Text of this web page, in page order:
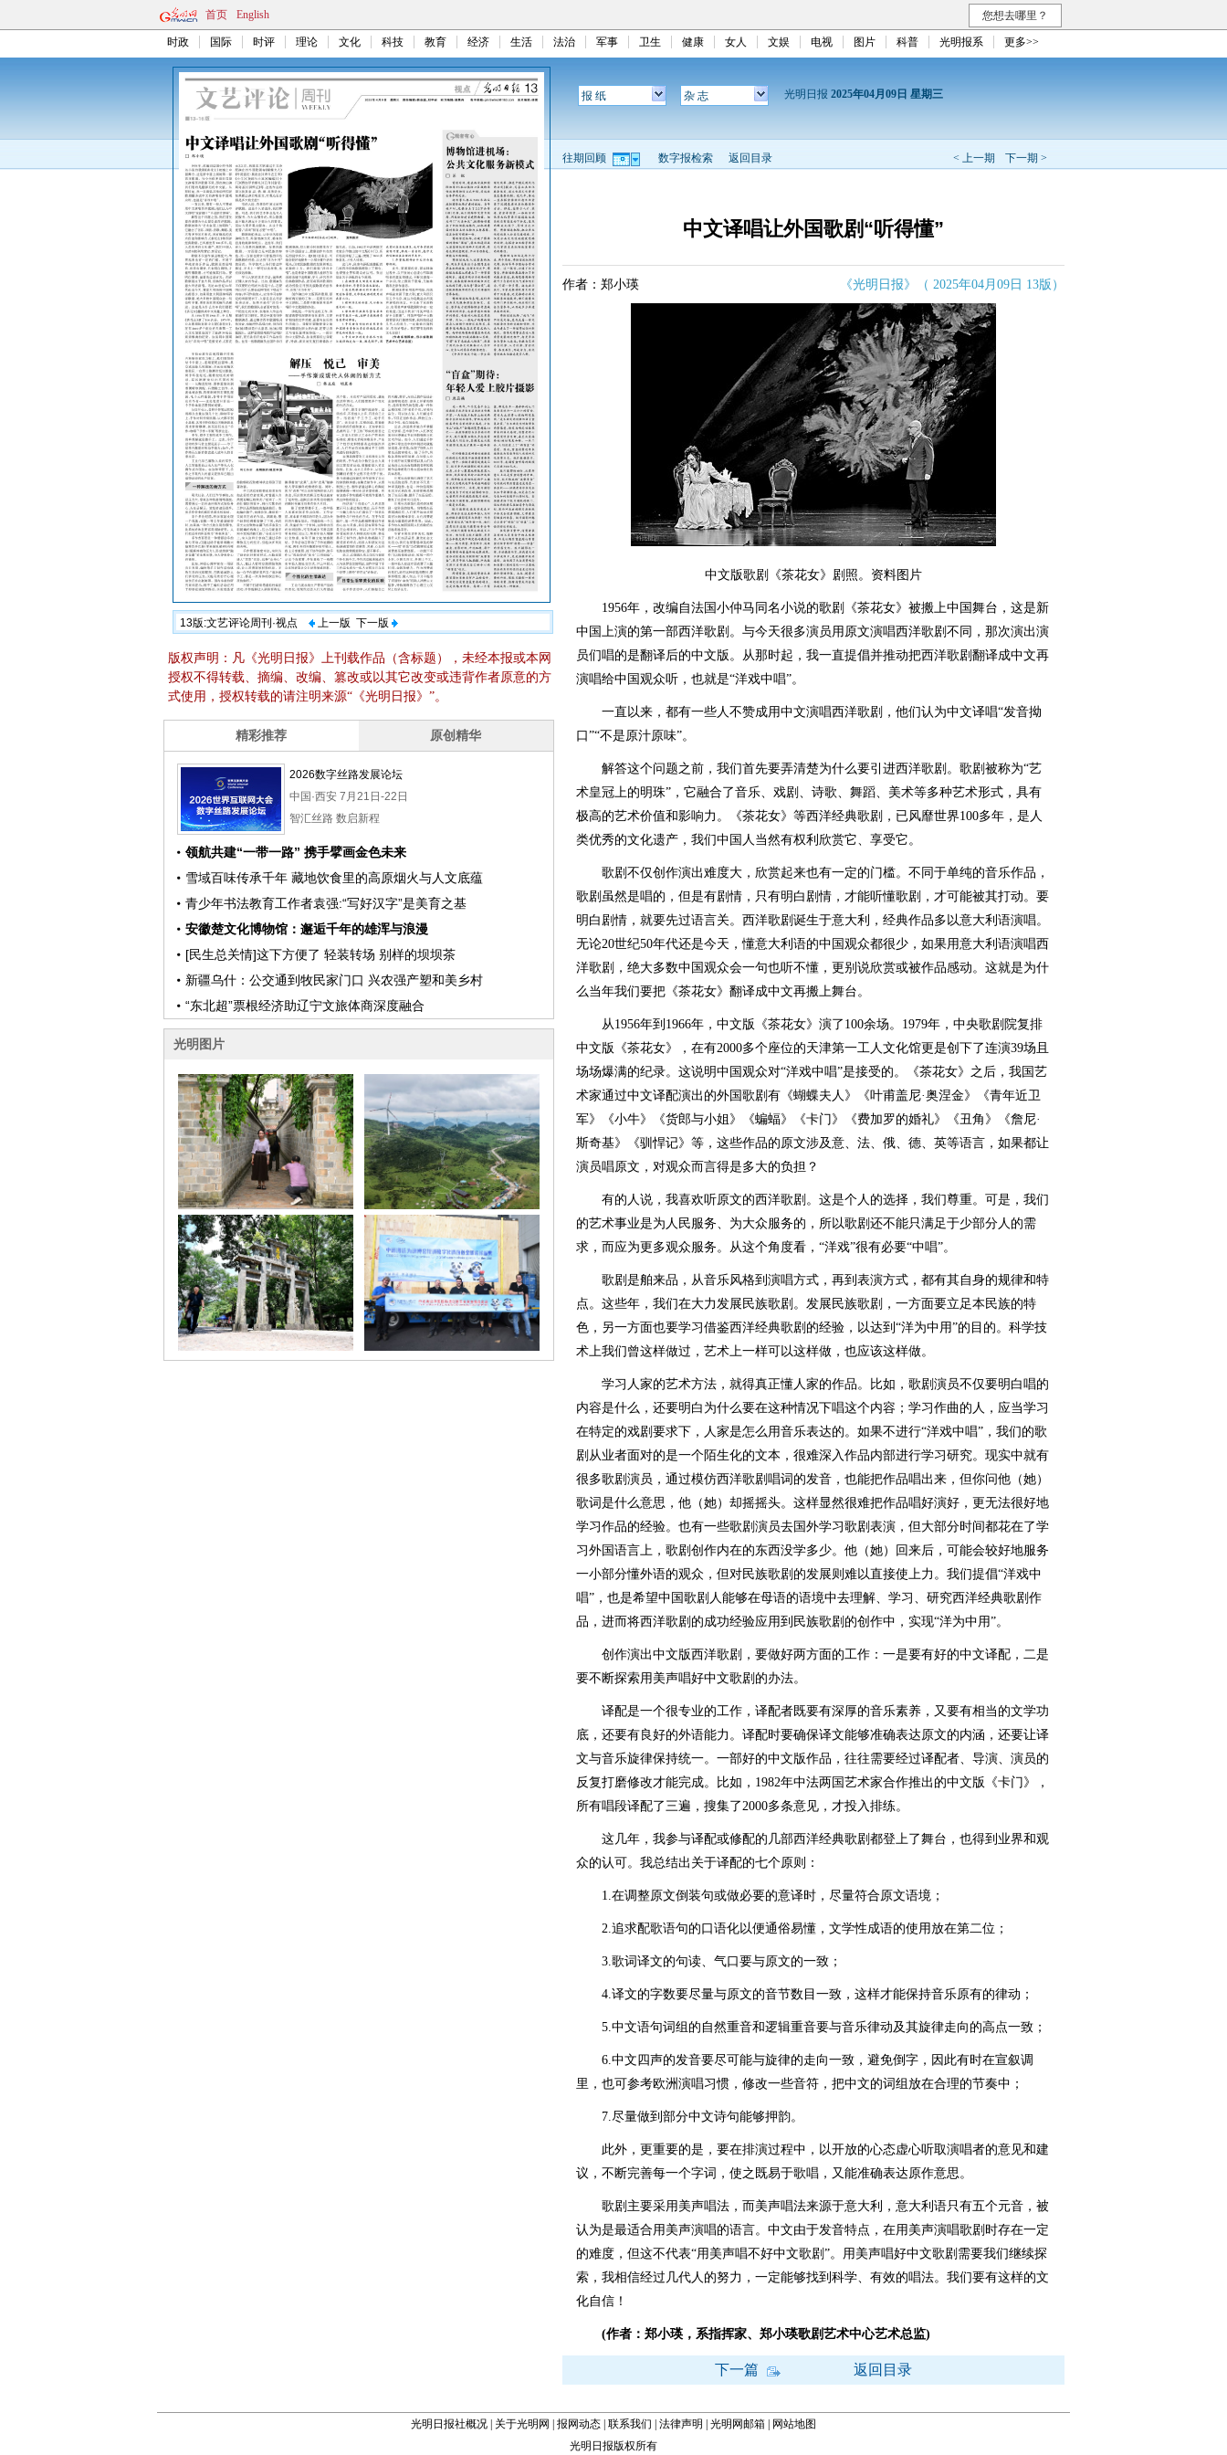
首页 English 您想去哪里？
时政 国际 时评 理论 文化 科技 教育 经济 生活 法治 军事 卫生 健康 女人 文娱 电视 图片 科普 光明报系 更多>>
13版:文艺评论周刊·视点 上一版 下一版
版权声明：凡《光明日报》上刊载作品（含标题），未经本报或本网
授权不得转载、摘编、改编、篡改或以其它改变或违背作者原意的方
式使用，授权转载的请注明来源“《光明日报》”。
报 纸 杂 志 光明日报 2025年04月09日 星期三
< 上一期 下一期 >
往期回顾 数字报检索 返回目录
中文译唱让外国歌剧“听得懂”
作者：郑小瑛 《光明日报》（ 2025年04月09日 13版）
中文版歌剧《茶花女》剧照。资料图片
1956年，改编自法国小仲马同名小说的歌剧《茶花女》被搬上中国舞台，这是新
中国上演的第一部西洋歌剧。与今天很多演员用原文演唱西洋歌剧不同，那次演出演
员们唱的是翻译后的中文版。从那时起，我一直提倡并推动把西洋歌剧翻译成中文再
演唱给中国观众听，也就是“洋戏中唱”。
一直以来，都有一些人不赞成用中文演唱西洋歌剧，他们认为中文译唱“发音拗
口”“不是原汁原味”。
解答这个问题之前，我们首先要弄清楚为什么要引进西洋歌剧。歌剧被称为“艺
术皇冠上的明珠”，它融合了音乐、戏剧、诗歌、舞蹈、美术等多种艺术形式，具有
极高的艺术价值和影响力。《茶花女》等西洋经典歌剧，已风靡世界100多年，是人
类优秀的文化遗产，我们中国人当然有权利欣赏它、享受它。
歌剧不仅创作演出难度大，欣赏起来也有一定的门槛。不同于单纯的音乐作品，
歌剧虽然是唱的，但是有剧情，只有明白剧情，才能听懂歌剧，才可能被其打动。要
明白剧情，就要先过语言关。西洋歌剧诞生于意大利，经典作品多以意大利语演唱。
无论20世纪50年代还是今天，懂意大利语的中国观众都很少，如果用意大利语演唱西
洋歌剧，绝大多数中国观众会一句也听不懂，更别说欣赏或被作品感动。这就是为什
么当年我们要把《茶花女》翻译成中文再搬上舞台。
从1956年到1966年，中文版《茶花女》演了100余场。1979年，中央歌剧院复排
中文版《茶花女》，在有2000多个座位的天津第一工人文化馆更是创下了连演39场且
场场爆满的纪录。这说明中国观众对“洋戏中唱”是接受的。《茶花女》之后，我国艺
术家通过中文译配演出的外国歌剧有《蝴蝶夫人》《叶甫盖尼·奥涅金》《青年近卫
军》《小牛》《货郎与小姐》《蝙蝠》《卡门》《费加罗的婚礼》《丑角》《詹尼·
斯奇基》《驯悍记》等，这些作品的原文涉及意、法、俄、德、英等语言，如果都让
演员唱原文，对观众而言得是多大的负担？
有的人说，我喜欢听原文的西洋歌剧。这是个人的选择，我们尊重。可是，我们
的艺术事业是为人民服务、为大众服务的，所以歌剧还不能只满足于少部分人的需
求，而应为更多观众服务。从这个角度看，“洋戏”很有必要“中唱”。
歌剧是舶来品，从音乐风格到演唱方式，再到表演方式，都有其自身的规律和特
点。这些年，我们在大力发展民族歌剧。发展民族歌剧，一方面要立足本民族的特
色，另一方面也要学习借鉴西洋经典歌剧的经验，以达到“洋为中用”的目的。科学技
术上我们曾这样做过，艺术上一样可以这样做，也应该这样做。
学习人家的艺术方法，就得真正懂人家的作品。比如，歌剧演员不仅要明白唱的
内容是什么，还要明白为什么要在这种情况下唱这个内容；学习作曲的人，应当学习
在特定的戏剧要求下，人家是怎么用音乐表达的。如果不进行“洋戏中唱”，我们的歌
剧从业者面对的是一个陌生化的文本，很难深入作品内部进行学习研究。现实中就有
很多歌剧演员，通过模仿西洋歌剧唱词的发音，也能把作品唱出来，但你问他（她）
歌词是什么意思，他（她）却摇摇头。这样显然很难把作品唱好演好，更无法很好地
学习作品的经验。也有一些歌剧演员去国外学习歌剧表演，但大部分时间都花在了学
习外国语言上，歌剧创作内在的东西没学多少。他（她）回来后，可能会较好地服务
一小部分懂外语的观众，但对民族歌剧的发展则难以直接使上力。我们提倡“洋戏中
唱”，也是希望中国歌剧人能够在母语的语境中去理解、学习、研究西洋经典歌剧作
品，进而将西洋歌剧的成功经验应用到民族歌剧的创作中，实现“洋为中用”。
创作演出中文版西洋歌剧，要做好两方面的工作：一是要有好的中文译配，二是
要不断探索用美声唱好中文歌剧的办法。
译配是一个很专业的工作，译配者既要有深厚的音乐素养，又要有相当的文学功
底，还要有良好的外语能力。译配时要确保译文能够准确表达原文的内涵，还要让译
文与音乐旋律保持统一。一部好的中文版作品，往往需要经过译配者、导演、演员的
反复打磨修改才能完成。比如，1982年中法两国艺术家合作推出的中文版《卡门》，
所有唱段译配了三遍，搜集了2000多条意见，才投入排练。
这几年，我参与译配或修配的几部西洋经典歌剧都登上了舞台，也得到业界和观
众的认可。我总结出关于译配的七个原则：
1.在调整原文倒装句或做必要的意译时，尽量符合原文语境；
2.追求配歌语句的口语化以便通俗易懂，文学性成语的使用放在第二位；
3.歌词译文的句读、气口要与原文的一致；
4.译文的字数要尽量与原文的音节数目一致，这样才能保持音乐原有的律动；
5.中文语句词组的自然重音和逻辑重音要与音乐律动及其旋律走向的高点一致；
6.中文四声的发音要尽可能与旋律的走向一致，避免倒字，因此有时在宣叙调
里，也可参考欧洲演唱习惯，修改一些音符，把中文的词组放在合理的节奏中；
7.尽量做到部分中文诗句能够押韵。
此外，更重要的是，要在排演过程中，以开放的心态虚心听取演唱者的意见和建
议，不断完善每一个字词，使之既易于歌唱，又能准确表达原作意思。
歌剧主要采用美声唱法，而美声唱法来源于意大利，意大利语只有五个元音，被
认为是最适合用美声演唱的语言。中文由于发音特点，在用美声演唱歌剧时存在一定
的难度，但这不代表“用美声唱不好中文歌剧”。用美声唱好中文歌剧需要我们继续探
索，我相信经过几代人的努力，一定能够找到科学、有效的唱法。我们要有这样的文
化自信！
(作者：郑小瑛，系指挥家、郑小瑛歌剧艺术中心艺术总监)
下一篇 返回目录
光明日报社概况 关于光明网 报网动态 联系我们 法律声明 光明网邮箱
网站地图
光明日报版权所有